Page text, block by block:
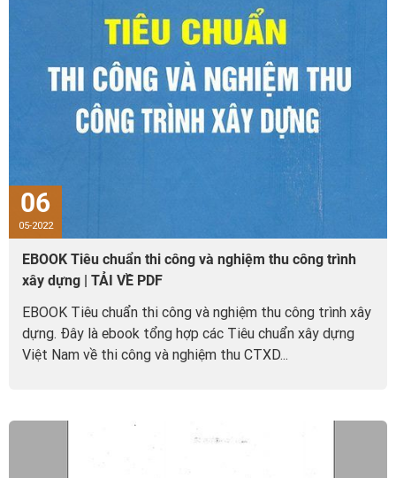
06
05-2022
EBOOK Tiêu chuẩn thi công và nghiệm thu công trình
xây dựng | TẢI VỀ PDF
EBOOK Tiêu chuẩn thi công và nghiệm thu công trình xây
dựng. Đây là ebook tổng hợp các Tiêu chuẩn xây dựng
Việt Nam về thi công và nghiệm thu CTXD...